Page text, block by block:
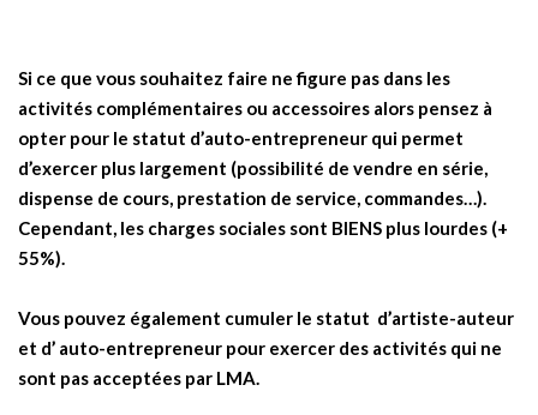
Si ce que vous souhaitez faire ne figure pas dans les
activités complémentaires ou accessoires alors pensez à
opter pour le statut d’auto-entrepreneur qui permet
d’exercer plus largement (possibilité de vendre en série,
dispense de cours, prestation de service, commandes…).
Cependant, les charges sociales sont BIENS plus lourdes (+
55%).
Vous pouvez également cumuler le statut d’artiste-auteur
et d’ auto-entrepreneur pour exercer des activités qui ne
sont pas acceptées par LMA.